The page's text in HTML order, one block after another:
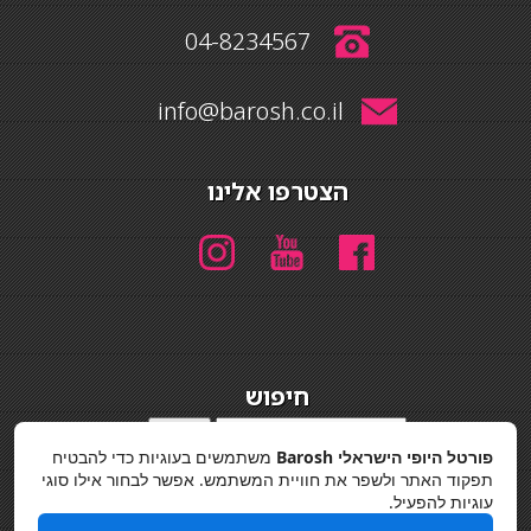
04-8234567
info@barosh.co.il
הצטרפו אלינו
חיפוש
מדיניות פרטיות
פורטל היופי הישראלי Barosh
משתמשים בעוגיות כדי להבטיח
תפקוד האתר ולשפר את חוויית המשתמש. אפשר לבחור אילו סוגי
עוגיות להפעיל.